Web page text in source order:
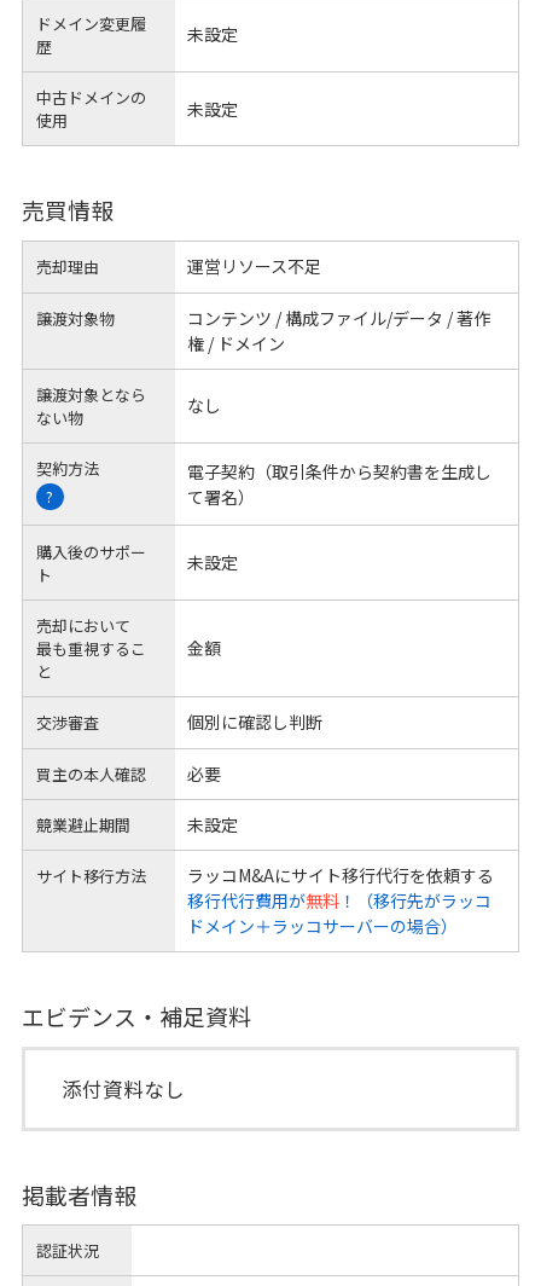
ドメイン変更履
歴
未設定
中古ドメインの
使用
未設定
売買情報
売却理由 運営リソース不足
譲渡対象物
コンテンツ / 構成ファイル/データ / 著作
権 / ドメイン
譲渡対象となら
ない物
なし
契約方法
?
電子契約（取引条件から契約書を生成し
て署名）
購入後のサポー
ト
未設定
売却において
最も重視するこ
と
金額
交渉審査 個別に確認し判断
買主の本人確認 必要
競業避止期間 未設定
サイト移行方法
ラッコM&Aにサイト移行代行を依頼する
移行代行費用が無料！（移行先がラッコ
ドメイン＋ラッコサーバーの場合）
エビデンス・補足資料
添付資料なし
掲載者情報
認証状況